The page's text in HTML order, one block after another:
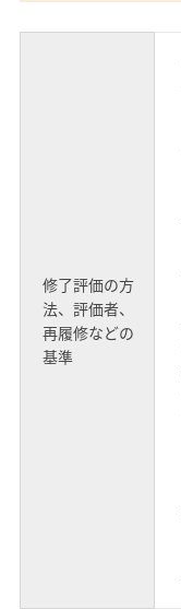
修了評価の方
法、評価者、
再履修などの
基準